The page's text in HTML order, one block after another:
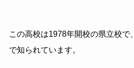
この高校は1978年開校の県立校で
で知られています。